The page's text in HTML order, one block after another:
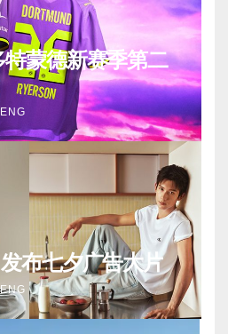
蒙德新赛季第二
布七夕广告大片